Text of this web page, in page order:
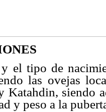
el tipo de
las ovejas
Katahdin, siendo
y peso a la